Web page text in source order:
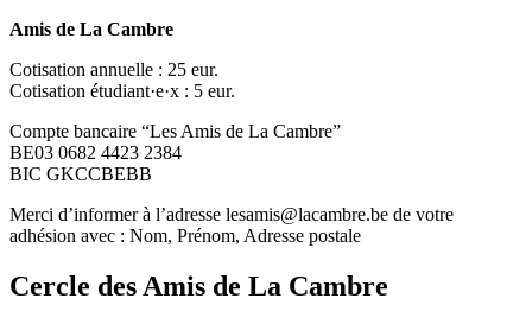
Amis de La Cambre
Cotisation annuelle : 25 eur.
Cotisation étudiant·e·x : 5 eur.
Compte bancaire “Les Amis de La Cambre”
BE03 0682 4423 2384
BIC GKCCBEBB
Merci d’informer à l’adresse lesamis@lacambre.be de votre
adhésion avec : Nom, Prénom, Adresse postale
Cercle des Amis de La Cambre